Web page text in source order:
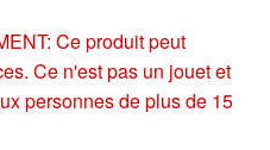
Ce produit peut
Ce n'est pas un jouet et
personnes de plus de 15